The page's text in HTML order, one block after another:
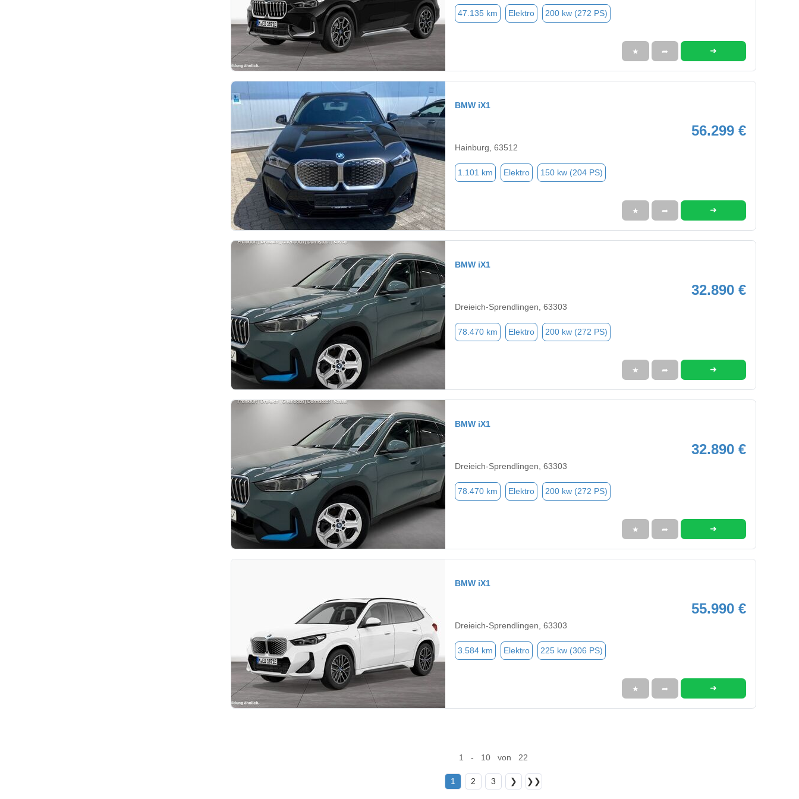
47.135 km Elektro 200 kw (272 PS)
★ ➦ ➜
BMW iX1
56.299 €
Hainburg, 63512
1.101 km Elektro 150 kw (204 PS)
★ ➦ ➜
BMW iX1
32.890 €
Dreieich-Sprendlingen, 63303
78.470 km Elektro 200 kw (272 PS)
★ ➦ ➜
BMW iX1
32.890 €
Dreieich-Sprendlingen, 63303
78.470 km Elektro 200 kw (272 PS)
★ ➦ ➜
BMW iX1
55.990 €
Dreieich-Sprendlingen, 63303
3.584 km Elektro 225 kw (306 PS)
★ ➦ ➜
1 - 10 von 22
1 2 3 ❯ ❯❯